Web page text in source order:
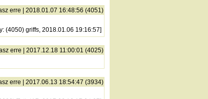
erre | 2018.01.07 16:48:56 (4051)
: (4050) griffs, 2018.01.06 19:16:57]
erre | 2017.12.18 11:00:01 (4025)
erre | 2017.06.13 18:54:47 (3934)